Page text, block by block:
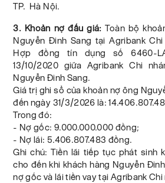
TP. Hà Nội.
3. Khoản nợ đấu giá:Toàn bộ
Nguyễn Đinh Sang tại Agribank Chi
Hợp đồng tín dụng số 6460-
13/10/2020 giữa Agribank Chi
Nguyễn Đinh Sang.
Giá trị ghi sổ của khoản nợ ông
đến ngày 31/3/2026 là:
Trong đó:
- Nợ gốc: 9.000.000.000 đồng;
- Nợ lãi: 5.406.807.483 đồng.
Ghi chú: Tiền lãi tiếp tục phát sinh
cho đến khi khách hàng Nguyễn
nợ gốc và lãi tiền vay tại Agribank Chi